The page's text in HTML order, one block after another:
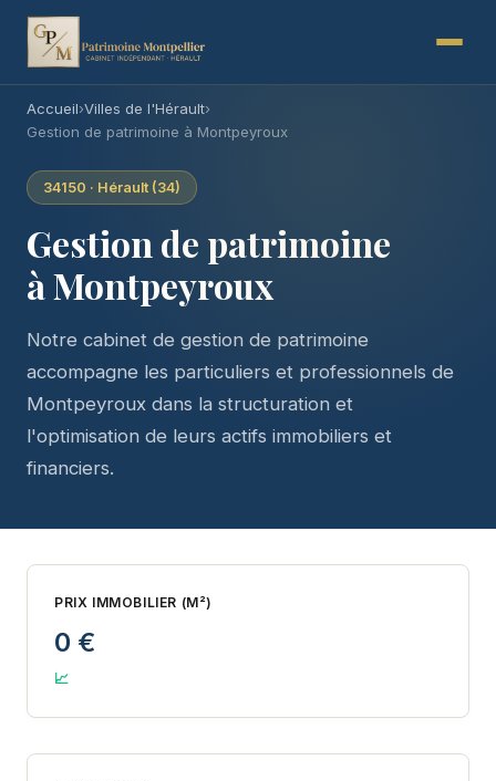
Accueil›Villes de l'Hérault›
Gestion de patrimoine à Montpeyroux
34150 · Hérault (34)
Gestion de patrimoine
à Montpeyroux
Notre cabinet de gestion de patrimoine
accompagne les particuliers et professionnels de
Montpeyroux dans la structuration et
l'optimisation de leurs actifs immobiliers et
financiers.
PRIX IMMOBILIER (M²)
0 €
📈